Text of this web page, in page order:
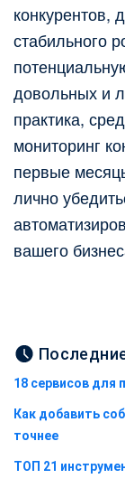
конкурентов,
стабильного
довольных и
практика,
мониторинг
первые
лично
вашего
18 сервисов для
Как добавить
точнее
ТОП 21